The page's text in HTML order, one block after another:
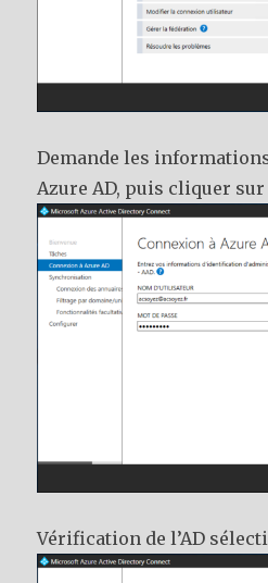
Demande les
Azure AD, puis cliquer
Vérification de l’AD